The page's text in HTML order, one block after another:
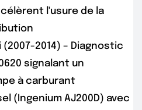
l'usure de la
(2007-2014) – Diagnostic
signalant un
à carburant
(Ingenium AJ200D) avec